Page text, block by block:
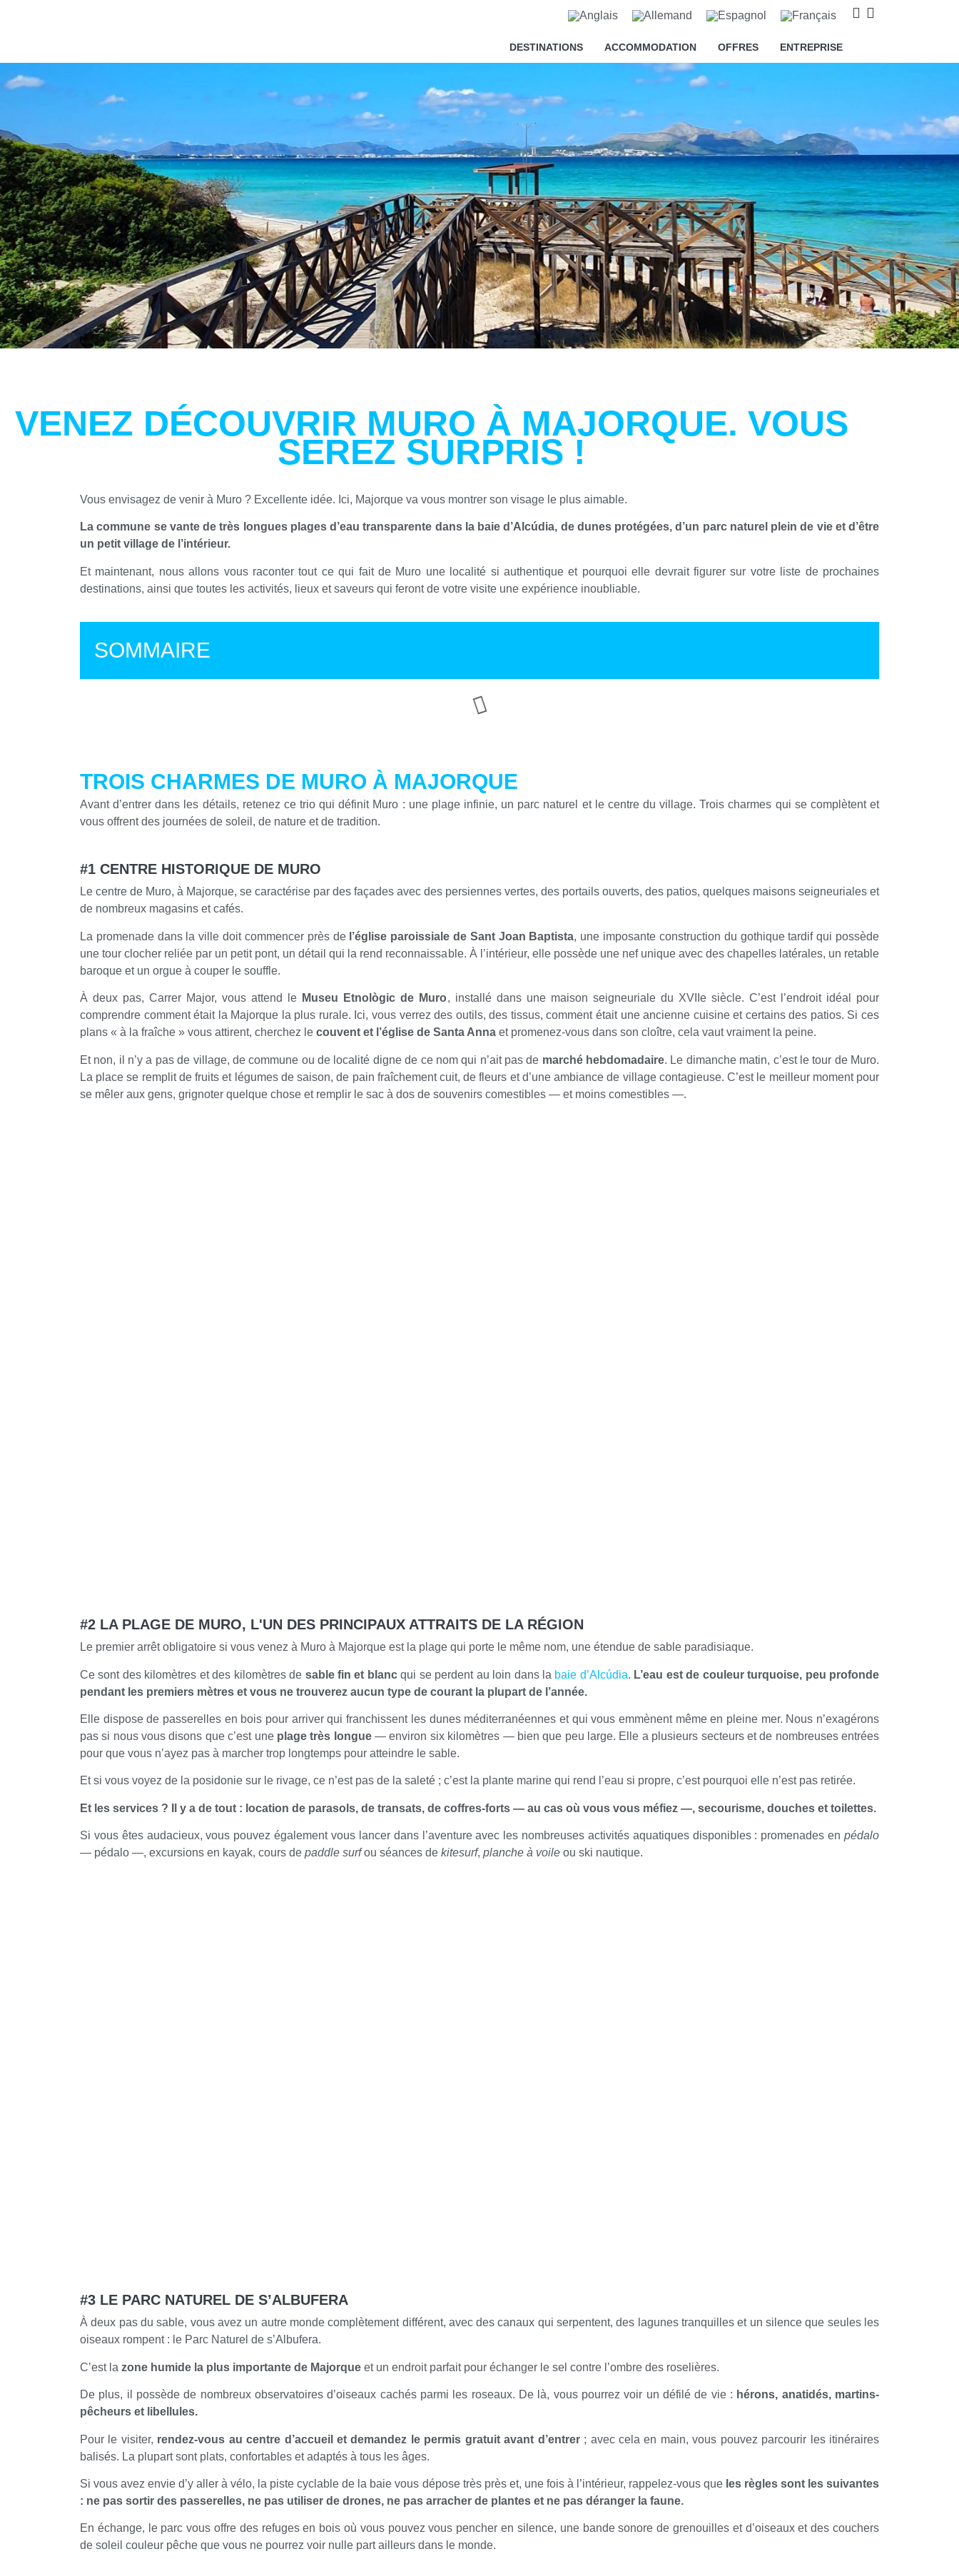
DESTINATIONS ACCOMMODATION OFFRES ENTREPRISE
VENEZ DÉCOUVRIR MURO À MAJORQUE. VOUS
SEREZ SURPRIS !
Vous envisagez de venir à Muro ? Excellente idée. Ici, Majorque va vous montrer son visage le plus aimable.
La commune se vante de très longues plages d’eau transparente dans la baie d’Alcúdia, de dunes protégées, d’un parc naturel plein de vie et d’être
un petit village de l’intérieur.
Et maintenant, nous allons vous raconter tout ce qui fait de Muro une localité si authentique et pourquoi elle devrait figurer sur votre liste de prochaines
destinations, ainsi que toutes les activités, lieux et saveurs qui feront de votre visite une expérience inoubliable.
SOMMAIRE
TROIS CHARMES DE MURO À MAJORQUE
Avant d’entrer dans les détails, retenez ce trio qui définit Muro : une plage infinie, un parc naturel et le centre du village. Trois charmes qui se complètent et
vous offrent des journées de soleil, de nature et de tradition.
#1 CENTRE HISTORIQUE DE MURO
Le centre de Muro, à Majorque, se caractérise par des façades avec des persiennes vertes, des portails ouverts, des patios, quelques maisons seigneuriales et
de nombreux magasins et cafés.
La promenade dans la ville doit commencer près de l’église paroissiale de Sant Joan Baptista, une imposante construction du gothique tardif qui possède
une tour clocher reliée par un petit pont, un détail qui la rend reconnaissable. À l’intérieur, elle possède une nef unique avec des chapelles latérales, un retable
baroque et un orgue à couper le souffle.
À deux pas, Carrer Major, vous attend le Museu Etnològic de Muro, installé dans une maison seigneuriale du XVIIe siècle. C’est l’endroit idéal pour
comprendre comment était la Majorque la plus rurale. Ici, vous verrez des outils, des tissus, comment était une ancienne cuisine et certains des patios. Si ces
plans « à la fraîche » vous attirent, cherchez le couvent et l’église de Santa Anna et promenez-vous dans son cloître, cela vaut vraiment la peine.
Et non, il n’y a pas de village, de commune ou de localité digne de ce nom qui n’ait pas de marché hebdomadaire. Le dimanche matin, c’est le tour de Muro.
La place se remplit de fruits et légumes de saison, de pain fraîchement cuit, de fleurs et d’une ambiance de village contagieuse. C’est le meilleur moment pour
se mêler aux gens, grignoter quelque chose et remplir le sac à dos de souvenirs comestibles — et moins comestibles —.
#2 LA PLAGE DE MURO, L'UN DES PRINCIPAUX ATTRAITS DE LA RÉGION
Le premier arrêt obligatoire si vous venez à Muro à Majorque est la plage qui porte le même nom, une étendue de sable paradisiaque.
Ce sont des kilomètres et des kilomètres de sable fin et blancqui se perdent au loin dans la baie d’Alcúdia. L’eau est de couleur turquoise, peu profonde
pendant les premiers mètres et vous ne trouverez aucun type de courant la plupart de l’année.
Elle dispose de passerelles en bois pour arriver qui franchissent les dunes méditerranéennes et qui vous emmènent même en pleine mer. Nous n’exagérons
pas si nous vous disons que c’est une plage très longue— environ six kilomètres — bien que peu large. Elle a plusieurs secteurs et de nombreuses entrées
pour que vous n’ayez pas à marcher trop longtemps pour atteindre le sable.
Et si vous voyez de la posidonie sur le rivage, ce n’est pas de la saleté ; c’est la plante marine qui rend l’eau si propre, c’est pourquoi elle n’est pas retirée.
Et les services ? Il y a de tout : location de parasols, de transats, de coffres-forts — au cas où vous vous méfiez —, secourisme, douches et toilettes.
Si vous êtes audacieux, vous pouvez également vous lancer dans l’aventure avec les nombreuses activités aquatiques disponibles : promenades en pédalo
— pédalo —, excursions en kayak, cours de paddle surfou séances de kitesurf, planche à voile ou ski nautique.
#3 LE PARC NATUREL DE S’ALBUFERA
À deux pas du sable, vous avez un autre monde complètement différent, avec des canaux qui serpentent, des lagunes tranquilles et un silence que seules les
oiseaux rompent : le Parc Naturel de s’Albufera.
C’est la zone humide la plus importante de Majorque et un endroit parfait pour échanger le sel contre l’ombre des roselières.
De plus, il possède de nombreux observatoires d’oiseaux cachés parmi les roseaux. De là, vous pourrez voir un défilé de vie : hérons, anatidés, martins-
pêcheurs et libellules.
Pour le visiter, rendez-vous au centre d’accueil et demandez le permis gratuit avant d’entrer; avec cela en main, vous pouvez parcourir les itinéraires
balisés. La plupart sont plats, confortables et adaptés à tous les âges.
Si vous avez envie d’y aller à vélo, la piste cyclable de la baie vous dépose très près et, une fois à l’intérieur, rappelez-vous que les règles sont les suivantes
: ne pas sortir des passerelles, ne pas utiliser de drones, ne pas arracher de plantes et ne pas déranger la faune.
En échange, le parc vous offre des refuges en bois où vous pouvez vous pencher en silence, une bande sonore de grenouilles et d’oiseaux et des couchers
de soleil couleur pêche que vous ne pourrez voir nulle part ailleurs dans le monde.
Nous utilisons des cookies strictement nécessaires au bon fonctionnement du site web, ainsi que des cookies relatifs à l'amélioration
et à la personnalisation de votre expérience, à des fins d'analyse statistique ainsi que pour vous proposer des publicités basées sur
vos centres d'intérêt. Vous pouvez accepter ou refuser les cookies en cliquant sur le bouton "Tout accepter" ou "Refuser" ou, au
contraire, les configurer selon vos préférences en cliquant sur le bouton "Configurer". Pour plus d'informations, vous pouvez
Configurer Refuser Tout accepter